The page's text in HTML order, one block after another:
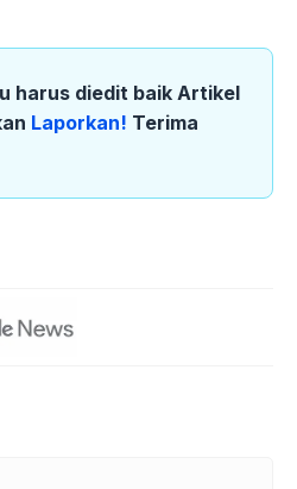
harus diedit baik Artikel
Laporkan! Terima